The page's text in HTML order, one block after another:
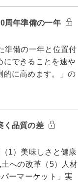
周年準備の一年
準備の一年と位置付
にできることを速や
的に高めます。」の
く品質の差
1）美味しさと健康
への改革（5）人材
ーマーケット」実